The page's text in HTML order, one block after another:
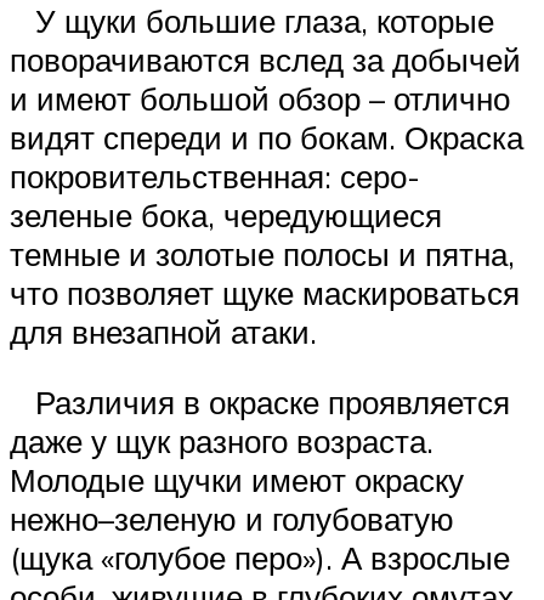
У щуки большие глаза, которые
поворачиваются вслед за добычей
и имеют большой обзор – отлично
видят спереди и по бокам. Окраска
покровительственная: серо-
зеленые бока, чередующиеся
темные и золотые полосы и пятна,
что позволяет щуке маскироваться
для внезапной атаки.
Различия в окраске проявляется
даже у щук разного возраста.
Молодые щучки имеют окраску
нежно–зеленую и голубоватую
(щука «голубое перо»). А взрослые